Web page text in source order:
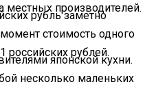
местных производителей.
рубль заметно
стоимость одного
российских рублей.
японской кухни.
несколько маленьких